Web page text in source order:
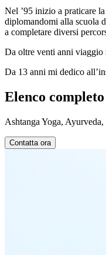
Nel ’95 inizio a praticare
diplomandomi alla scuola
a completare diversi
Da oltre venti anni viaggio
Da 13 anni mi dedico
Elenco
Ashtanga Yoga,
Contatta ora